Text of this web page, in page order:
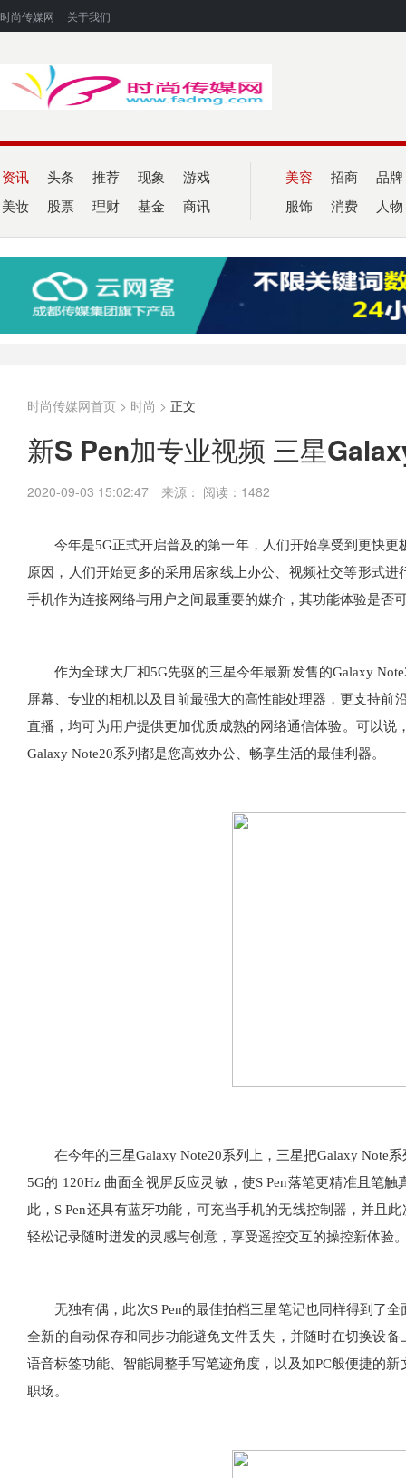
时尚传媒网 关于我们
资讯 头条 推荐 现象 游戏
美妆 股票 理财 基金 商讯
美容 招商 品牌
服饰 消费 人物
时尚传媒网首页 > 时尚 > 正文
新S Pen加专业视频 三星
2020-09-03 15:02:47 来源： 阅读：1482
今年是5G正式开启普及的第一年，人们开始享受到更快
原因，人们开始更多的采用居家线上办公、视频社交等形式
手机作为连接网络与用户之间最重要的媒介，其功能体验是否
作为全球大厂和5G先驱的三星今年最新发售的Galaxy
屏幕、专业的相机以及目前最强大的高性能处理器，更支持前
直播，均可为用户提供更加优质成熟的网络通信体验。可以
Galaxy Note20系列都是您高效办公、畅享生活的最佳利器。
在今年的三星Galaxy Note20系列上，三星把Galaxy Note
5G的 120Hz 曲面全视屏反应灵敏，使S Pen落笔更精准且笔
此，S Pen还具有蓝牙功能，可充当手机的无线控制器，并且
轻松记录随时迸发的灵感与创意，享受遥控交互的操控新体验
无独有偶，此次S Pen的最佳拍档三星笔记也同样得到了
全新的自动保存和同步功能避免文件丢失，并随时在切换设
语音标签功能、智能调整手写笔迹角度，以及如PC般便捷的
职场。